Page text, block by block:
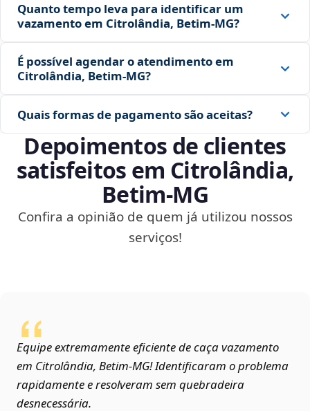
Quanto tempo leva para identificar um
vazamento em Citrolândia, Betim‑MG?
É possível agendar o atendimento em
Citrolândia, Betim‑MG?
Quais formas de pagamento são aceitas?
Depoimentos de clientes
satisfeitos em Citrolândia,
Betim‑MG
Confira a opinião de quem já utilizou nossos
serviços!
Equipe extremamente eficiente de caça vazamento
em Citrolândia, Betim‑MG! Identificaram o problema
rapidamente e resolveram sem quebradeira
desnecessária.